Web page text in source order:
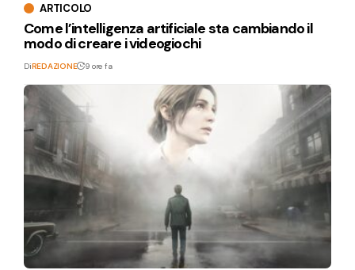
ARTICOLO
Come l’intelligenza artificiale sta cambiando il
modo di creare i videogiochi
DiREDAZIONE 9 ore fa